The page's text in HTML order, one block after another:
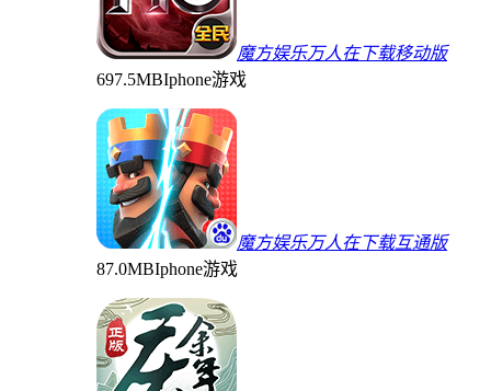
魔方娱乐万人在下载移动版
697.5MBIphone游戏
魔方娱乐万人在下载互通版
87.0MBIphone游戏